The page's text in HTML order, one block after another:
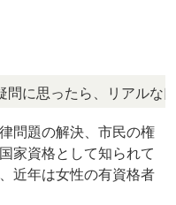
たら、リアルな口コミ
問題の解決、市民の権
家資格として知られて
近年は女性の有資格者